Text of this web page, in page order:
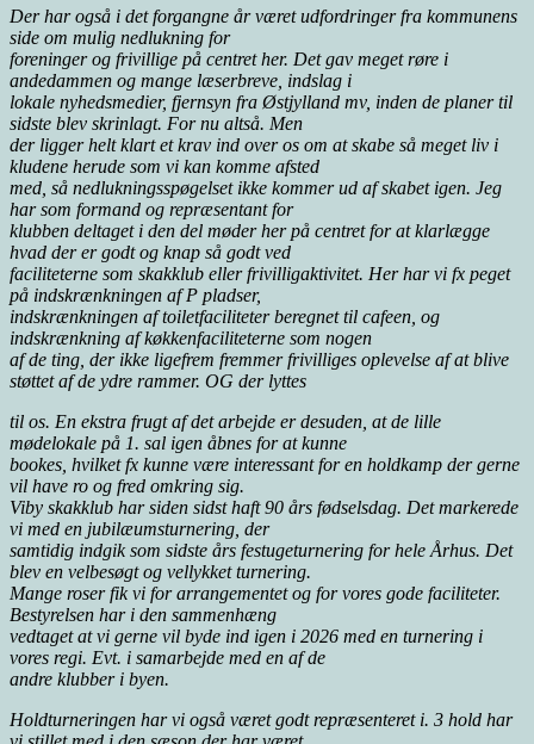
Der har også i det forgangne år været udfordringer fra kommunens
side om mulig nedlukning for
foreninger og frivillige på centret her. Det gav meget røre i
andedammen og mange læserbreve, indslag i
lokale nyhedsmedier, fjernsyn fra Østjylland mv, inden de planer til
sidste blev skrinlagt. For nu altså. Men
der ligger helt klart et krav ind over os om at skabe så meget liv i
kludene herude som vi kan komme afsted
med, så nedlukningsspøgelset ikke kommer ud af skabet igen. Jeg
har som formand og repræsentant for
klubben deltaget i den del møder her på centret for at klarlægge
hvad der er godt og knap så godt ved
faciliteterne som skakklub eller frivilligaktivitet. Her har vi fx peget
på indskrænkningen af P pladser,
indskrænkningen af toiletfaciliteter beregnet til cafeen, og
indskrænkning af køkkenfaciliteterne som nogen
af de ting, der ikke ligefrem fremmer frivilliges oplevelse af at blive
støttet af de ydre rammer. OG der lyttes
til os. En ekstra frugt af det arbejde er desuden, at de lille
mødelokale på 1. sal igen åbnes for at kunne
bookes, hvilket fx kunne være interessant for en holdkamp der gerne
vil have ro og fred omkring sig.
Viby skakklub har siden sidst haft 90 års fødselsdag. Det markerede
vi med en jubilæumsturnering, der
samtidig indgik som sidste års festugeturnering for hele Århus. Det
blev en velbesøgt og vellykket turnering.
Mange roser fik vi for arrangementet og for vores gode faciliteter.
Bestyrelsen har i den sammenhæng
vedtaget at vi gerne vil byde ind igen i 2026 med en turnering i
vores regi. Evt. i samarbejde med en af de
andre klubber i byen.
Holdturneringen har vi også været godt repræsenteret i. 3 hold har